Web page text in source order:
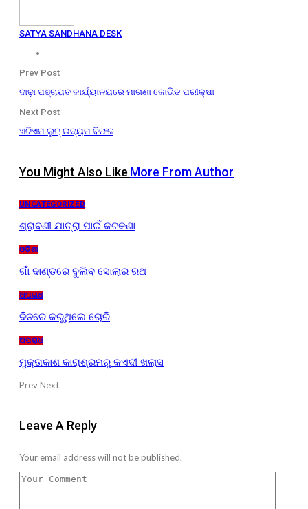
SATYA SANDHANA DESK
Prev Post
ଦାଢ଼ା ପଞ୍ଚାୟତ କାର୍ଯ୍ୟାଳୟରେ ମାଗଣା କୋଭିଡ ପରୀକ୍ଷା
Next Post
ଏଟିଏମ ଲୁଟ୍ ଉଦ୍ୟମ ବିଫଳ
You Might Also Like More From Author
UNCATEGORIZED
ଶ୍ରାବଣୀ ଯାତ୍ରା ପାଇଁ କଟକଣା
ଓଡ଼ିଶା
ଗାଁ ଦାଣ୍ଡରେ ବୁଲିବ ସୋଲାର ରଥ
ଅପରାଧ
ଦିନରେ କରୁଥିଲେ ଚୋରି
ଅପରାଧ
ମୁକ୍ତାକାଶ କାରାଶ୍ରମରୁ କଏଦୀ ଖଲାସ
PrevNext
Leave A Reply
Your email address will not be published.